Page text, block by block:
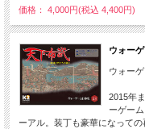
価格： 4,000円(税込 4,400円)
ウォー
ウォー
2015年
ーゲー
ーアル。装丁も豪華になっての